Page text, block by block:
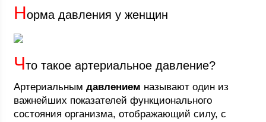
Норма давления у женщин
Что такое артериальное давление?
Артериальнымдавлением называют один из
важнейших показателей функционального
состояния организма, отображающий силу, с